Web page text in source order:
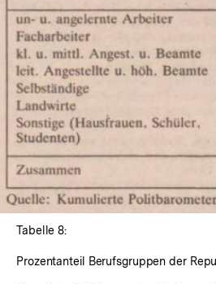
In
Tabelle 8:
Prozentanteil Berufsgruppen der